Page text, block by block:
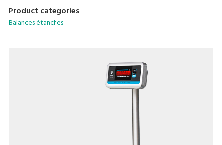
underwater settings, and its low profile makes loading and
unloading objects faster and easier.
Product categories
Balances étanches